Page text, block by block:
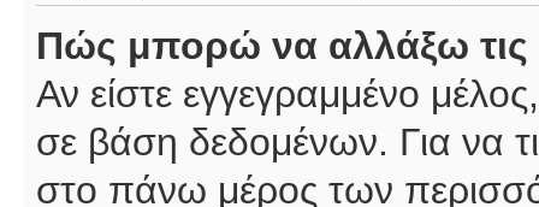
Πώς μπορώ να αλλάξω τις
Αν είστε εγγεγραμμένο
σε βάση δεδομένων. Για να
στο πάνω μέρος των